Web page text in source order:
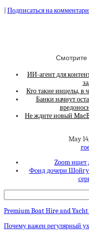
Подписаться на
Смотрите
ИИ-агент для
Кто такие инцелы, в
Банки начнут
Не ждите новый
May
Zoom ищет
Фонд дочери
Premium Boat Hire and
Почему важен регулярный